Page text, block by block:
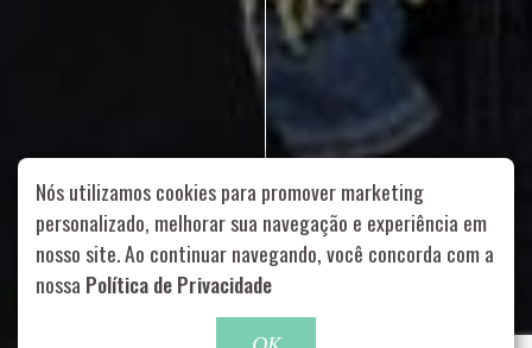
Rua Aurélia, 1714 – Vila Romana, São Paulo – SP |
55 11
99178-5848 | contato@nucleofood.com
Role para continar
Nós utilizamos cookies para promover marketing
personalizado, melhorar sua navegação e experiência em
nosso site. Ao continuar navegando, você concorda com a
nossa Política de Privacidade